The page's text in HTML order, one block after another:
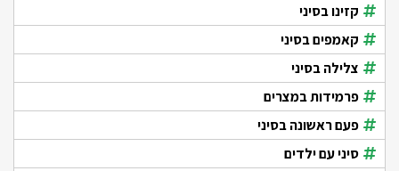
קזינו בסיני
קאמפים בסיני
צלילה בסיני
פרמידות במצרים
פעם ראשונה בסיני
סיני עם ילדים